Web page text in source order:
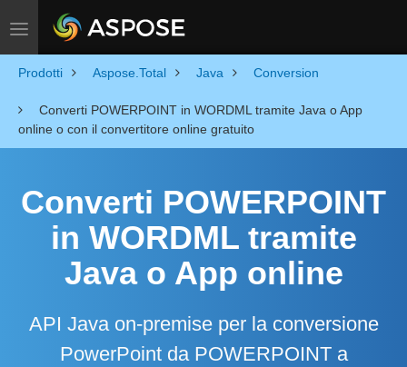
Toggle navigation
Prodotti Aspose.Total Java Conversion
Converti POWERPOINT in WORDML tramite Java o App
online o con il convertitore online gratuito
Converti POWERPOINT
in WORDML tramite
Java o App online
API Java on-premise per la conversione
PowerPoint da POWERPOINT a